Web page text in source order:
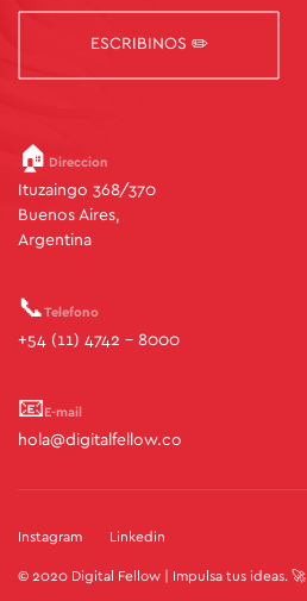
ESCRIBINOS ✏️
🏠 Direccion
Ituzaingo 368/370
Buenos Aires,
Argentina
📞Telefono
+54 (11) 4742 - 8000
📧E-mail
hola@digitalfellow.co
© 2020 Digital Fellow | Impulsa tus ideas. 🚀
Instagram Linkedin